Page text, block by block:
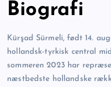
Biografi
Kürşad Sürmeli, født 14.
hollandsk-tyrkisk central
sommeren 2023 har
næstbedste hollandske